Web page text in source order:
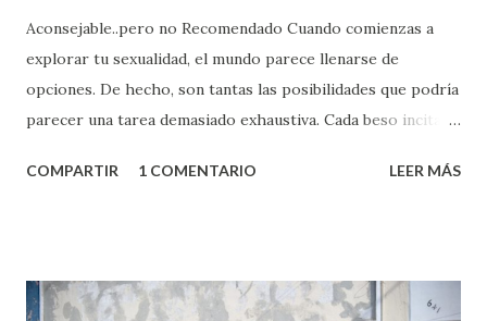
Aconsejable..pero no Recomendado Cuando comienzas a
explorar tu sexualidad, el mundo parece llenarse de
opciones. De hecho, son tantas las posibilidades que podría
parecer una tarea demasiado exhaustiva. Cada beso incita
partes de ti que jamás hubieras imaginado. El problema es
conoces ni la mitad de lo que deberías saber. Pero incluso
COMPARTIR 1 COMENTARIO LEER MÁS